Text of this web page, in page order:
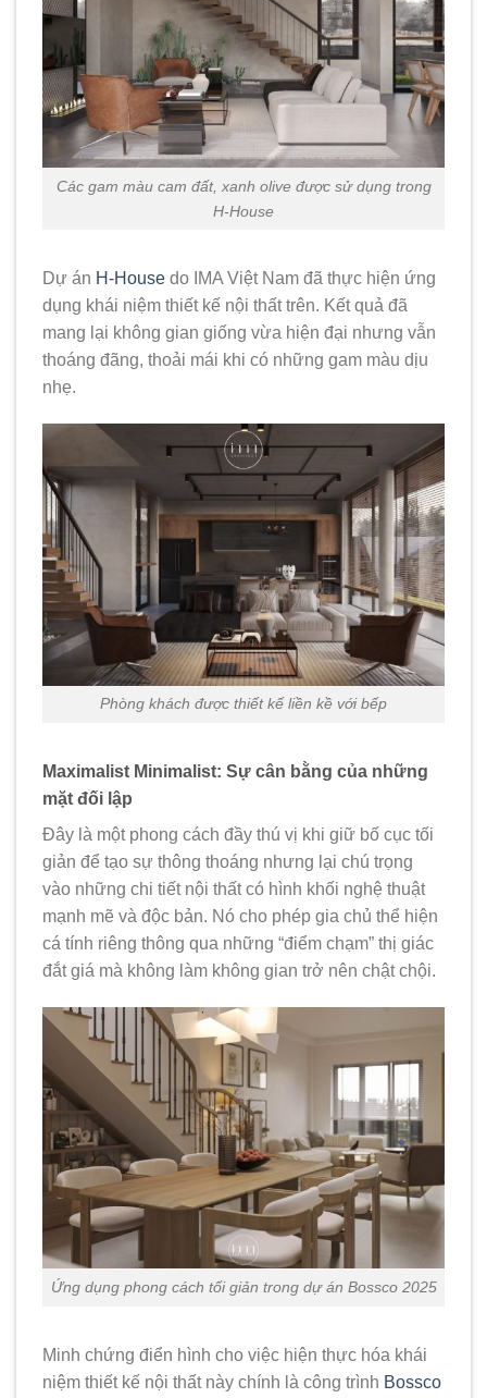
Các gam màu cam đất, xanh olive được sử dụng trong
H-House
Dự án H-House do IMA Việt Nam đã thực hiện ứng
dụng khái niệm thiết kế nội thất trên. Kết quả đã
mang lại không gian giống vừa hiện đại nhưng vẫn
thoáng đãng, thoải mái khi có những gam màu dịu
nhẹ.
Phòng khách được thiết kế liền kề với bếp
Maximalist Minimalist: Sự cân bằng của những
mặt đối lập
Đây là một phong cách đầy thú vị khi giữ bố cục tối
giản để tạo sự thông thoáng nhưng lại chú trọng
vào những chi tiết nội thất có hình khối nghệ thuật
mạnh mẽ và độc bản. Nó cho phép gia chủ thể hiện
cá tính riêng thông qua những “điểm chạm” thị giác
đắt giá mà không làm không gian trở nên chật chội.
Ứng dụng phong cách tối giản trong dự án Bossco 2025
Minh chứng điển hình cho việc hiện thực hóa khái
niệm thiết kế nội thất này chính là công trình Bossco